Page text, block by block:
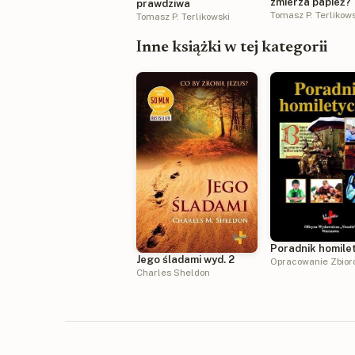
prawdziwa
Tomasz P. Terlikowski Tomasz P.
Inne książki w tej kategorii
Jego śladami wyd. 2
Charles Sheldon
Poradnik
Opracowanie